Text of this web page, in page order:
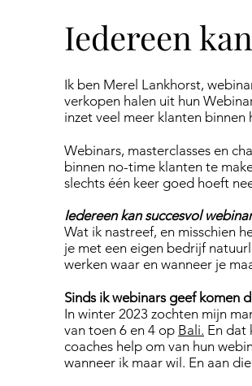
Iedereen
Ik ben Merel Lankhorst,
verkopen halen uit hun
inzet veel meer klanten binnen
Webinars, masterclasses en
binnen no-time klanten te
slechts één keer goed hoeft
Iedereen kan succesvol
​​Wat ik nastreef, en misschien
je met een eigen bedrijf
werken waar en wanneer je
Sinds ik webinars geef komen
In winter 2023 zochten mijn
van toen 6 en 4 op Bali. En dat
coaches help om van hun
wanneer ik maar wil. En aan